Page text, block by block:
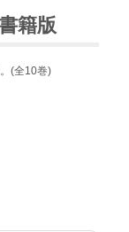
籍版
(全10巻)